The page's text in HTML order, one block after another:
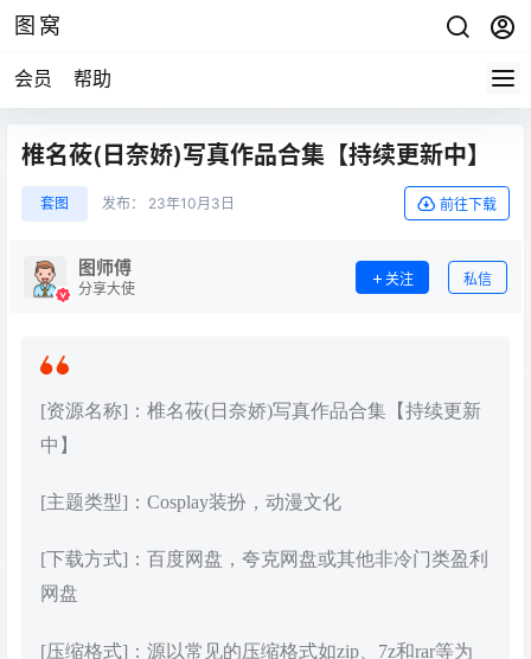
图窝
会员 帮助
椎名莜(日奈娇)写真作品合集【持续更新中】
套图 发布： 23年10月3日 前往下载
图师傅
分享大使
关注 私信
[资源名称]：椎名莜(日奈娇)写真作品合集【持续更新
中】
[主题类型]：Cosplay装扮，动漫文化
[下载方式]：百度网盘，夸克网盘或其他非冷门类盈利
网盘
[压缩格式]：源以常见的压缩格式如zip、7z和rar等为